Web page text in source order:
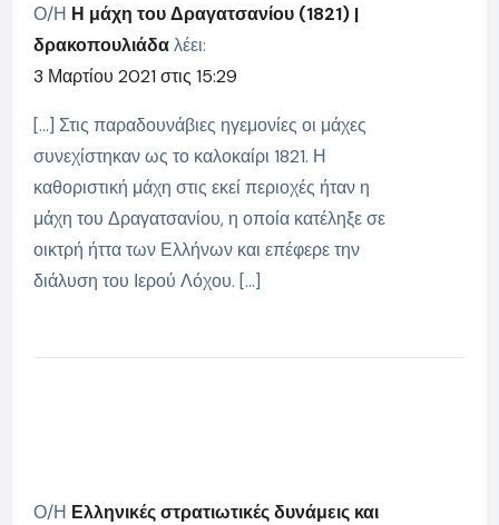
Ο/Η Η μάχη του Δραγατσανίου (1821) |
δρακοπουλιάδα λέει:
3 Μαρτίου 2021 στις 15:29
[…] Στις παραδουνάβιες ηγεμονίες οι μάχες
συνεχίστηκαν ως το καλοκαίρι 1821. Η
καθοριστική μάχη στις εκεί περιοχές ήταν η
μάχη του Δραγατσανίου, η οποία κατέληξε σε
οικτρή ήττα των Ελλήνων και επέφερε την
διάλυση του Ιερού Λόχου. […]
Ο/Η Ελληνικές στρατιωτικές δυνάμεις και